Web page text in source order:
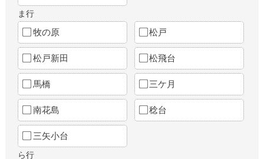
ま行
牧の原 松戸
松戸新田 松飛台
馬橋 三ケ月
南花島 稔台
三矢小台
ら行